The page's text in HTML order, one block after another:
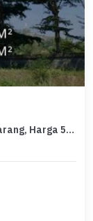
Kavling Prestisius Dijual di Candi Golf, Semarang, Harga 5,95 Miliar